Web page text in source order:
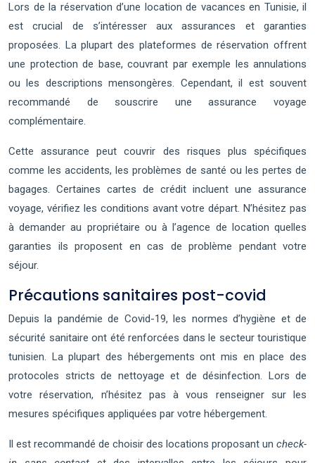
Lors de la réservation d’une location de vacances en Tunisie, il
est crucial de s’intéresser aux assurances et garanties
proposées. La plupart des plateformes de réservation offrent
une protection de base, couvrant par exemple les annulations
ou les descriptions mensongères. Cependant, il est souvent
recommandé de souscrire une assurance voyage
complémentaire.
Cette assurance peut couvrir des risques plus spécifiques
comme les accidents, les problèmes de santé ou les pertes de
bagages. Certaines cartes de crédit incluent une assurance
voyage, vérifiez les conditions avant votre départ. N’hésitez pas
à demander au propriétaire ou à l’agence de location quelles
garanties ils proposent en cas de problème pendant votre
séjour.
Précautions sanitaires post-covid
Depuis la pandémie de Covid-19, les normes d’hygiène et de
sécurité sanitaire ont été renforcées dans le secteur touristique
tunisien. La plupart des hébergements ont mis en place des
protocoles stricts de nettoyage et de désinfection. Lors de
votre réservation, n’hésitez pas à vous renseigner sur les
mesures spécifiques appliquées par votre hébergement.
Il est recommandé de choisir des locations proposant un check-